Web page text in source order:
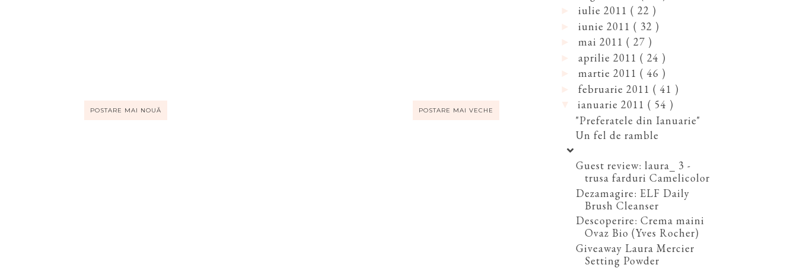
POSTARE MAI NOUĂ POSTARE MAI VECHE
iulie 2011 ( 22 )
iunie 2011 ( 32 )
mai 2011 ( 27 )
aprilie 2011 ( 24 )
martie 2011 ( 46 )
februarie 2011 ( 41 )
ianuarie 2011 ( 54 )
"Preferatele din Ianuarie"
Un fel de ramble
Guest review: laura_ 3 -
trusa farduri Camelicolor
Dezamagire: ELF Daily
Brush Cleanser
Descoperire: Crema maini
Ovaz Bio (Yves Rocher)
Giveaway Laura Mercier
Setting Powder